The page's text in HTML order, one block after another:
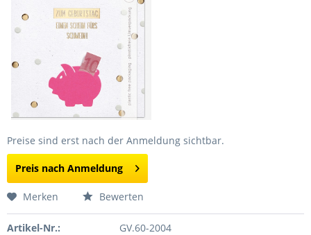
Preise sind erst nach der Anmeldung sichtbar.
Preis nach Anmeldung
Merken Bewerten
Artikel-Nr.: GV.60-2004